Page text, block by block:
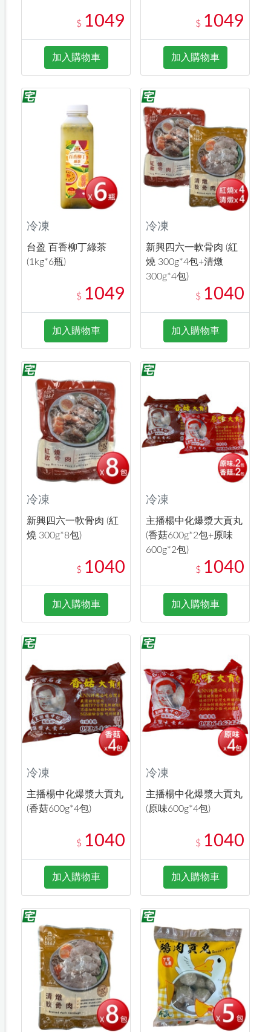
$ 1049
加入購物車
$ 1049
加入購物車
冷凍
台盈 百香柳丁綠茶
(1kg*6瓶)
$ 1049
加入購物車
冷凍
新興四六一軟骨肉 (紅
燒 300g*4包+清燉
300g*4包)
$ 1040
加入購物車
冷凍
新興四六一軟骨肉 (紅
燒 300g*8包)
$ 1040
加入購物車
冷凍
主播楊中化爆漿大貢丸
(香菇600g*2包+原味
600g*2包)
$ 1040
加入購物車
冷凍
主播楊中化爆漿大貢丸
(香菇600g*4包)
$ 1040
加入購物車
冷凍
主播楊中化爆漿大貢丸
(原味600g*4包)
$ 1040
加入購物車